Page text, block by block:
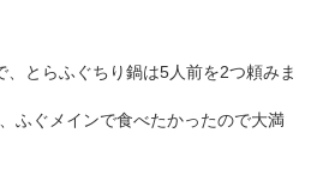
、とらふぐちり鍋は5人前を2つ頼みま
ふぐメインで食べたかったので大満